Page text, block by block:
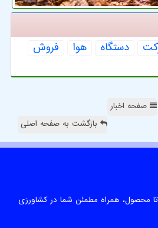
دستگاه هوا
فروش
صفحه اخبار
بازگشت به صفحه اصلی
محصول، همراه مطمئن شما در کشاورزی